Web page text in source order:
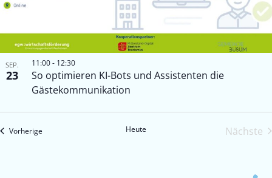
SEP.
23
So optimieren KI-Bots und Assistenten die
Gästekommunikation
11:00- 12:30
Vorherige Heute
Nächste